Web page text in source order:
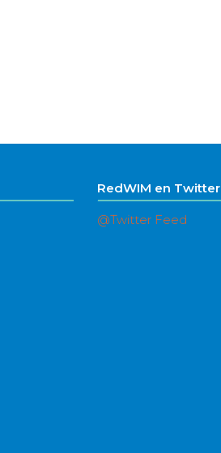
RedWIM en Twitter
@Twitter Feed